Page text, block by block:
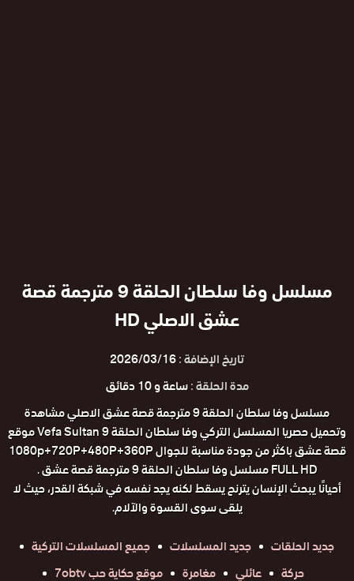
مسلسل وفا سلطان الحلقة 9 مترجمة قصة
عشق الاصلي HD
تاريخ الإضافة :2026/03/16
مدة الحلقة :ساعة و 10 دقائق
مسلسل وفا سلطان الحلقة 9 مترجمة قصة عشق الاصلي مشاهدة
وتحميل حصريا المسلسل التركي وفا سلطان الحلقة 9 Vefa Sultan موقع
قصة عشق باكثر من جودة مناسبة للجوال 1080p+720P+480P+360P
FULL HD مسلسل وفا سلطان الحلقة 9 مترجمة قصة عشق .
أحيانًا يبحث الإنسان يترنح يسقط لكنه يجد نفسه في شبكة القدر، حيث لا
يلقى سوى القسوة والآلام.
جديد الحلقات
جديد المسلسلات
جميع المسلسلات التركية
حركة
عائلي مغامرة موقع حكاية حب 7obtv